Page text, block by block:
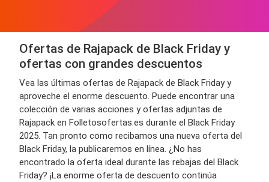
Ofertas de Rajapack de Black Friday y
ofertas con grandes descuentos
Vea las últimas ofertas de Rajapack de Black Friday y
aproveche el enorme descuento. Puede encontrar una
colección de varias acciones y ofertas adjuntas de
Rajapack en Folletosofertas.es durante el Black Friday
2025. Tan pronto como recibamos una nueva oferta del
Black Friday, la publicaremos en línea. ¿No has
encontrado la oferta ideal durante las rebajas del Black
Friday? ¡La enorme oferta de descuento continúa